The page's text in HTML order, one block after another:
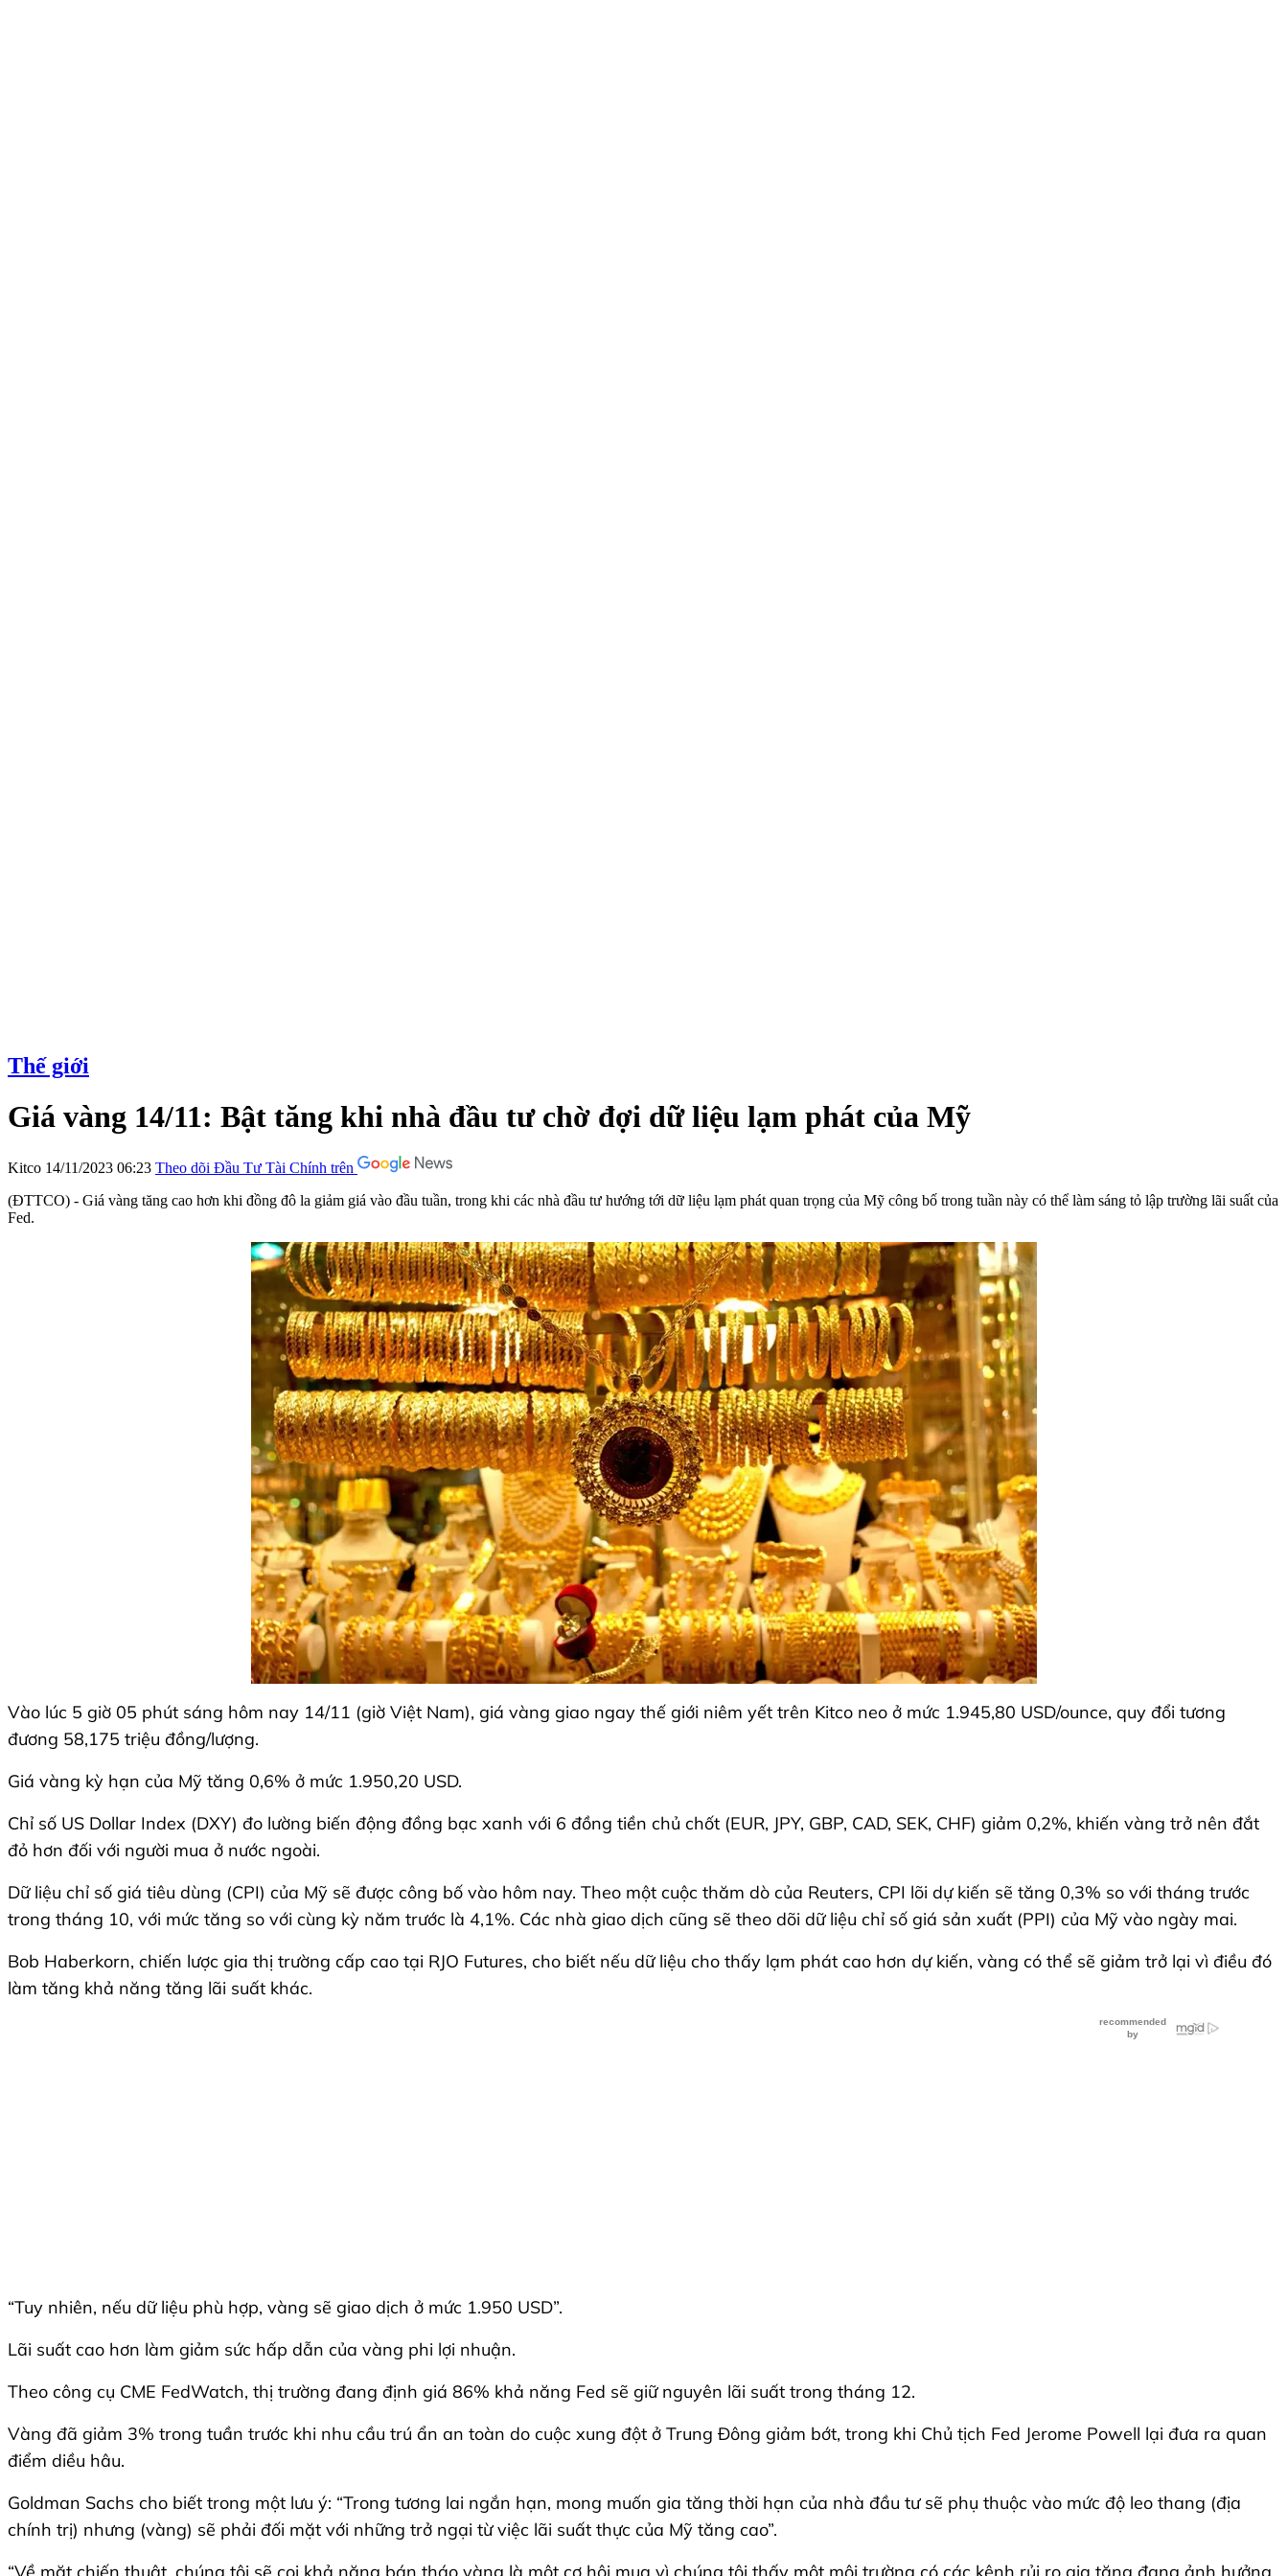
Thế giới
Giá vàng 14/11: Bật tăng khi nhà đầu tư chờ đợi dữ liệu lạm phát của Mỹ
Kitco 14/11/2023 06:23 Theo dõi Đầu Tư Tài Chính trên
(ĐTTCO) - Giá vàng tăng cao hơn khi đồng đô la giảm giá vào đầu tuần, trong khi các nhà đầu tư hướng tới dữ liệu lạm phát quan trọng của Mỹ công bố trong tuần này có thể làm sáng tỏ lập trường lãi suất của
Fed.
Vào lúc 5 giờ 05 phút sáng hôm nay 14/11 (giờ Việt Nam), giá vàng giao ngay thế giới niêm yết trên Kitco neo ở mức 1.945,80 USD/ounce, quy đổi tương
đương 58,175 triệu đồng/lượng.
Giá vàng kỳ hạn của Mỹ tăng 0,6% ở mức 1.950,20 USD.
Chỉ số US Dollar Index (DXY) đo lường biến động đồng bạc xanh với 6 đồng tiền chủ chốt (EUR, JPY, GBP, CAD, SEK, CHF) giảm 0,2%, khiến vàng trở nên đắt
đỏ hơn đối với người mua ở nước ngoài.
Dữ liệu chỉ số giá tiêu dùng (CPI) của Mỹ sẽ được công bố vào hôm nay. Theo một cuộc thăm dò của Reuters, CPI lõi dự kiến ​​sẽ tăng 0,3% so với tháng trước
trong tháng 10, với mức tăng so với cùng kỳ năm trước là 4,1%. Các nhà giao dịch cũng sẽ theo dõi dữ liệu chỉ số giá sản xuất (PPI) của Mỹ vào ngày mai.
Bob Haberkorn, chiến lược gia thị trường cấp cao tại RJO Futures, cho biết nếu dữ liệu cho thấy lạm phát cao hơn dự kiến, vàng có thể sẽ giảm trở lại vì điều đó
làm tăng khả năng tăng lãi suất khác.
“Tuy nhiên, nếu dữ liệu phù hợp, vàng sẽ giao dịch ở mức 1.950 USD”.
Lãi suất cao hơn làm giảm sức hấp dẫn của vàng phi lợi nhuận.
Theo công cụ CME FedWatch, thị trường đang định giá 86% khả năng Fed sẽ giữ nguyên lãi suất trong tháng 12.
Vàng đã giảm 3% trong tuần trước khi nhu cầu trú ẩn an toàn do cuộc xung đột ở Trung Đông giảm bớt, trong khi Chủ tịch Fed Jerome Powell lại đưa ra quan
điểm diều hâu.
Goldman Sachs cho biết trong một lưu ý: “Trong tương lai ngắn hạn, mong muốn gia tăng thời hạn của nhà đầu tư sẽ phụ thuộc vào mức độ leo thang (địa
chính trị) nhưng (vàng) sẽ phải đối mặt với những trở ngại từ việc lãi suất thực của Mỹ tăng cao”.
“Về mặt chiến thuật, chúng tôi sẽ coi khả năng bán tháo vàng là một cơ hội mua vì chúng tôi thấy một môi trường có các kênh rủi ro gia tăng đang ảnh hưởng